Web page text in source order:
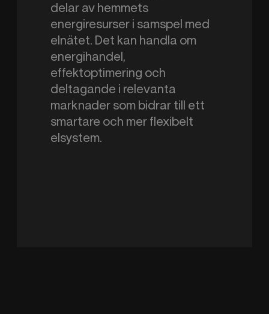
delar av hemmets
energiresurser i samspel med
elnätet. Det kan handla om
energihandel,
effektoptimering och
deltagande i relevanta
marknader som bidrar till ett
smartare och mer flexibelt
elsystem.